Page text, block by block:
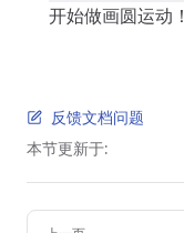
开始做画圆运动！
反馈文档问题
本节更新于:
Pager